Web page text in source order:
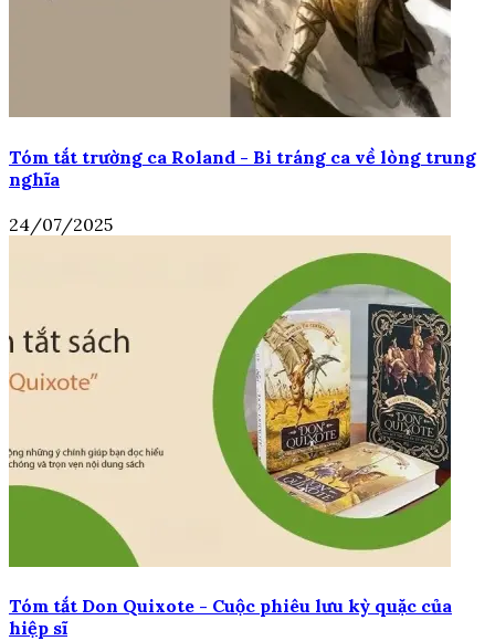
Tóm tắt trường ca Roland - Bi tráng ca về lòng trung
nghĩa
24/07/2025
Tóm tắt Don Quixote - Cuộc phiêu lưu kỳ quặc của
hiệp sĩ